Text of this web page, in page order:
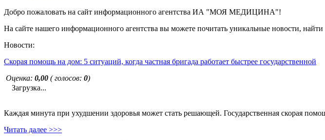
Добро пожаловать на сайт информационного агентства ИА "МОЯ МЕДИЦИНА"!
На сайте нашего информационного агентства вы можете почитать уникальные новости,
Новости:
Скорая помощь на дом: 5 ситуаций, когда частная бригада работает быстрее государственной
Оценка: 0,00 ( голосов: 0)
Загрузка...
Каждая минута при ухудшении здоровья может стать решающей. Государственная скорая
Читать далее >>>